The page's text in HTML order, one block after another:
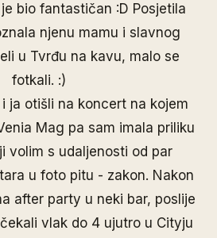
bio fantastičan :D Posjetila
njenu mamu i slavnog
u Tvrđu na kavu, malo se
fotkali. :)
ja otišli na koncert na kojem
Mag pa sam imala priliku
volim s udaljenosti od par
u foto pitu - zakon. Nakon
after party u neki bar, poslije
vlak do 4 ujutro u Cityju